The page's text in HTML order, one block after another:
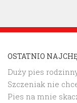
OSTATNIO
Duży pies
Szczeniak nie
Pies na mnie